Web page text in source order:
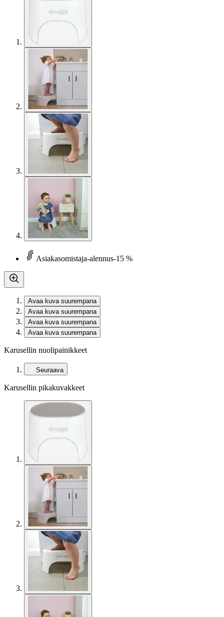
Asiakasomistaja-alennus-15 %
Avaa kuva suurempana
Avaa kuva suurempana
Avaa kuva suurempana
Avaa kuva suurempana
Karusellin nuolipainikkeet
Seuraava
Karusellin pikakuvakkeet